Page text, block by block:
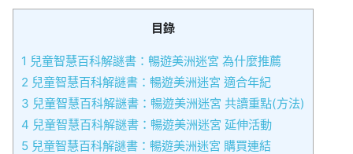
目錄
1 兒童智慧百科解謎書：暢遊美洲迷宮 為什麼推薦
2 兒童智慧百科解謎書：暢遊美洲迷宮 適合年紀
3 兒童智慧百科解謎書：暢遊美洲迷宮 共讀重點(方法)
4 兒童智慧百科解謎書：暢遊美洲迷宮 延伸活動
5 兒童智慧百科解謎書：暢遊美洲迷宮 購買連結